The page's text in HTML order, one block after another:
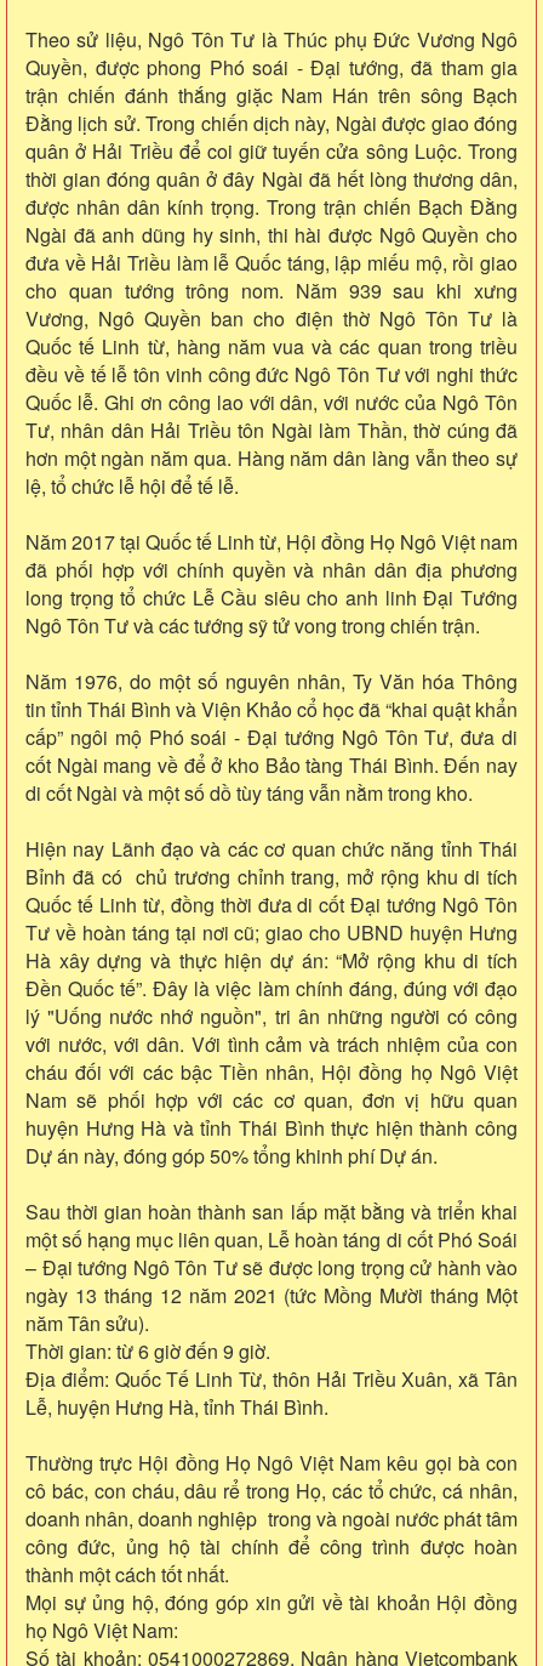
Theo sử liệu, Ngô Tôn Tư là Thúc phụ Đức Vương Ngô
Quyền, được phong Phó soái - Đại tướng, đã tham gia
trận chiến đánh thắng giặc Nam Hán trên sông Bạch
Đằng lịch sử. Trong chiến dịch này, Ngài được giao đóng
quân ở Hải Triều để coi giữ tuyến cửa sông Luộc. Trong
thời gian đóng quân ở đây Ngài đã hết lòng thương dân,
được nhân dân kính trọng. Trong trận chiến Bạch Đằng
Ngài đã anh dũng hy sinh, thi hài được Ngô Quyền cho
đưa về Hải Triều làm lễ Quốc táng, lập miếu mộ, rồi giao
cho quan tướng trông nom. Năm 939 sau khi xưng
Vương, Ngô Quyền ban cho điện thờ Ngô Tôn Tư là
Quốc tế Linh từ, hàng năm vua và các quan trong triều
đều về tế lễ tôn vinh công đức Ngô Tôn Tư với nghi thức
Quốc lễ. Ghi ơn công lao với dân, với nước của Ngô Tôn
Tư, nhân dân Hải Triều tôn Ngài làm Thần, thờ cúng đã
hơn một ngàn năm qua. Hàng năm dân làng vẫn theo sự
lệ, tổ chức lễ hội để tế lễ.
Năm 2017 tại Quốc tế Linh từ, Hội đồng Họ Ngô Việt nam
đã phối hợp với chính quyền và nhân dân địa phương
long trọng tổ chức Lễ Cầu siêu cho anh linh Đại Tướng
Ngô Tôn Tư và các tướng sỹ tử vong trong chiến trận.
Năm 1976, do một số nguyên nhân, Ty Văn hóa Thông
tin tỉnh Thái Bình và Viện Khảo cổ học đã “khai quật khẩn
cấp” ngôi mộ Phó soái - Đại tướng Ngô Tôn Tư, đưa di
cốt Ngài mang về để ở kho Bảo tàng Thái Bình. Đến nay
di cốt Ngài và một số dồ tùy táng vẫn nằm trong kho.
Hiện nay Lãnh đạo và các cơ quan chức năng tỉnh Thái
Bỉnh đã có chủ trương chỉnh trang, mở rộng khu di tích
Quốc tế Linh từ, đồng thời đưa di cốt Đại tướng Ngô Tôn
Tư về hoàn táng tại nơi cũ; giao cho UBND huyện Hưng
Hà xây dựng và thực hiện dự án: “Mở rộng khu di tích
Đền Quốc tế”. Đây là việc làm chính đáng, đúng với đạo
lý "Uống nước nhớ nguồn", tri ân những người có công
với nước, với dân. Với tình cảm và trách nhiệm của con
cháu đối với các bậc Tiền nhân, Hội đồng họ Ngô Việt
Nam sẽ phối hợp với các cơ quan, đơn vị hữu quan
huyện Hưng Hà và tỉnh Thái Bình thực hiện thành công
Dự án này, đóng góp 50% tổng khinh phí Dự án.
Sau thời gian hoàn thành san lấp mặt bằng và triển khai
một số hạng mục liên quan, Lễ hoàn táng di cốt Phó Soái
– Đại tướng Ngô Tôn Tư sẽ được long trọng cử hành vào
ngày 13 tháng 12 năm 2021 (tức Mồng Mười tháng Một
năm Tân sửu).
Thời gian: từ 6 giờ đến 9 giờ.
Địa điểm: Quốc Tế Linh Từ, thôn Hải Triều Xuân, xã Tân
Lễ, huyện Hưng Hà, tỉnh Thái Bình.
Thường trực Hội đồng Họ Ngô Việt Nam kêu gọi bà con
cô bác, con cháu, dâu rể trong Họ, các tổ chức, cá nhân,
doanh nhân, doanh nghiệp trong và ngoài nước phát tâm
công đức, ủng hộ tài chính để công trình được hoàn
thành một cách tốt nhất.
Mọi sự ủng hộ, đóng góp xin gửi về tài khoản Hội đồng
họ Ngô Việt Nam:
Số tài khoản: 0541000272869, Ngân hàng Vietcombank